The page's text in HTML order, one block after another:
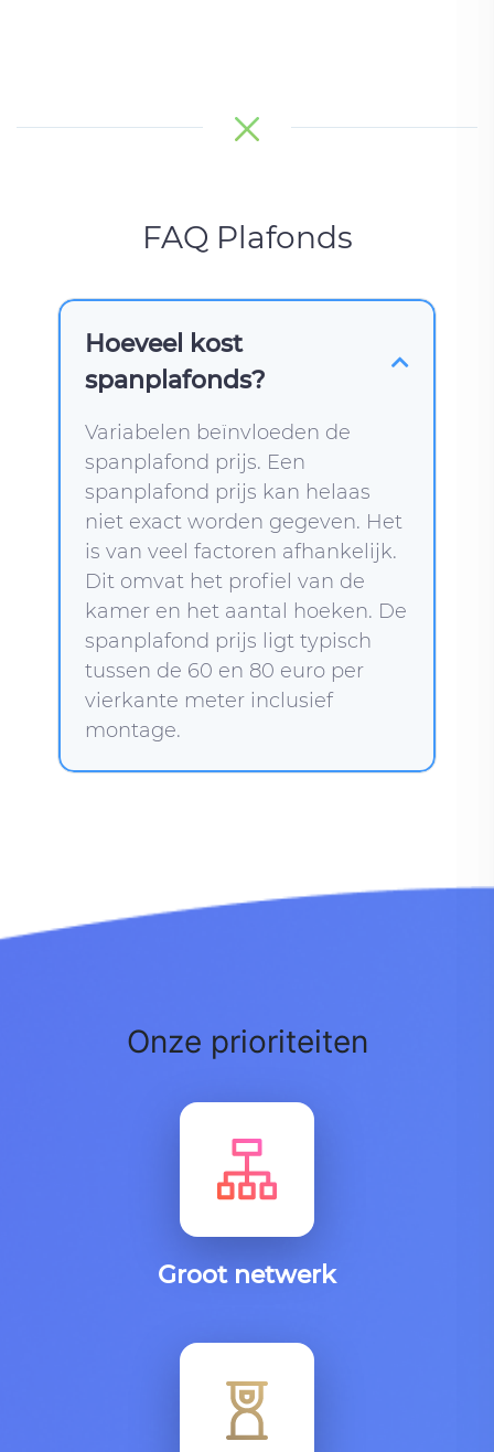
FAQ Plafonds
Hoeveel kost
spanplafonds?
Variabelen beïnvloeden de
spanplafond prijs. Een
spanplafond prijs kan helaas
niet exact worden gegeven. Het
is van veel factoren afhankelijk.
Dit omvat het profiel van de
kamer en het aantal hoeken. De
spanplafond prijs ligt typisch
tussen de 60 en 80 euro per
vierkante meter inclusief
montage.
Onze prioriteiten
Groot netwerk